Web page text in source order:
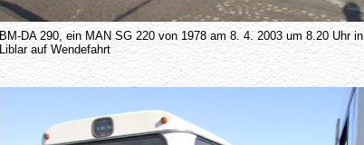
BM-DA 290, ein MAN SG 220 von 1978 am 8. 4. 2003 um 8.20 Uhr in
Liblar auf Wendefahrt